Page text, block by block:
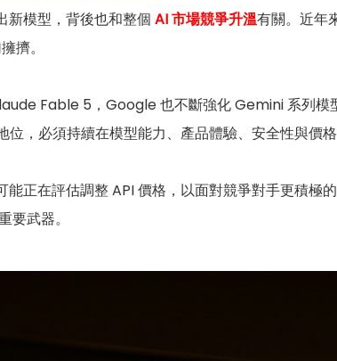
模型，背後也和整個 AI 市場競爭升溫有關。近年
擠。
Fable 5，Google 也不斷強化 Gemini 系列模
位，必須持續在模型能力、產品體驗、安全性與價格
正在評估調整 API 價格，以面對競爭對手更積
武器。